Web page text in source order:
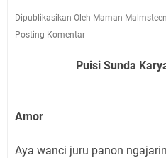
Dipublikasikan Oleh Maman Malmsteen
Posting Komentar
Puisi Sunda
Amor
Aya wanci juru panon